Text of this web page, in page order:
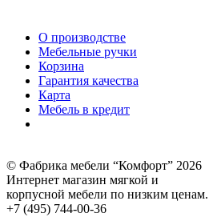
О производстве
Мебельные ручки
Корзина
Гарантия качества
Карта
Мебель в кредит
© Фабрика мебели “Комфорт” 2026
Интернет магазин мягкой и
корпусной мебели по низким ценам.
+7 (495) 744-00-36